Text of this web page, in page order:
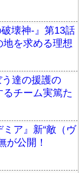
破壊神-』第13話
を求める理想
う達の援護の
チーム実篤た
ミア』新“敵（ヴ
が公開！